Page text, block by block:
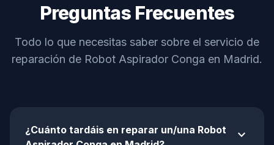
Preguntas Frecuentes
Todo lo que necesitas saber sobre el servicio de
reparación de Robot Aspirador Conga en Madrid.
¿Cuánto tardáis en reparar un/una Robot
expand_more